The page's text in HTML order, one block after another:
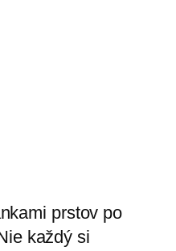
prstov po
každý si